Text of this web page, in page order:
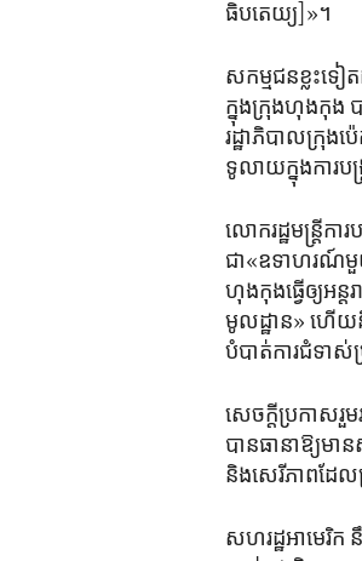
ធិបតេយ្យ]»។
សកម្មជន​ខ្លះ​ទៀ
ក្នុង​ក្រុង​ហុងកុង
រដ្ឋាភិបាល​ក្រុង​
ទូលាយ​ក្នុង​ការប
លោក​រដ្ឋមន្ត្រី​ក
ជា​«ឧទាហរណ៍​មួយ​
ហុងកុង​ធ្វើ​ឲ្យ​អន្
មូលដ្ឋាន» ​ហើយ​
បំបាត់​ការ​ជំទាស់​
សេចក្តី​ប្រកាស​រួ
បានធានាឱ្យ​ម
និង​សេរីភាព​ដែល​
សហរដ្ឋ​អាមេរិក​